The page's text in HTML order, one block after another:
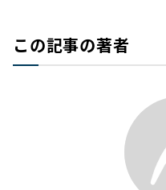
この記事の著者